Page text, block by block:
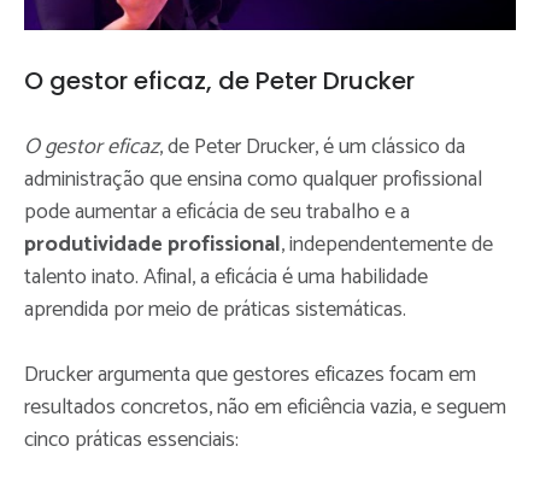
O gestor eficaz, de Peter Drucker
O gestor eficaz, de Peter Drucker, é um clássico da
administração que ensina como qualquer profissional
pode aumentar a eficácia de seu trabalho e a
produtividade profissional, independentemente de
talento inato. Afinal, a eficácia é uma habilidade
aprendida por meio de práticas sistemáticas.
Drucker argumenta que gestores eficazes focam em
resultados concretos, não em eficiência vazia, e seguem
cinco práticas essenciais: